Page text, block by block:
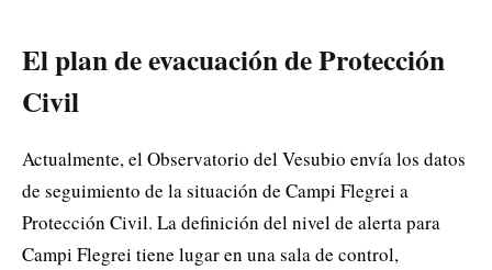
El plan de evacuación de Protección
Civil
Actualmente, el Observatorio del Vesubio envía los datos
de seguimiento de la situación de Campi Flegrei a
Protección Civil. La definición del nivel de alerta para
Campi Flegrei tiene lugar en una sala de control,